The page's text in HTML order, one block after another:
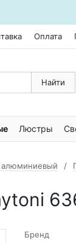
Оплата
Найти
Люстры
Бренд